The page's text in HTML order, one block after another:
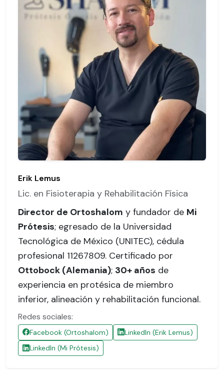
Erik Lemus
Lic. en Fisioterapia y Rehabilitación Física
Director de Ortoshalom y fundador de Mi
Prótesis; egresado de la Universidad
Tecnológica de México (UNITEC), cédula
profesional 11267809. Certificado por
Ottobock (Alemania); 30+ años de
experiencia en protésica de miembro
inferior, alineación y rehabilitación funcional.
Redes sociales:
Facebook (Ortoshalom)
LinkedIn (Erik Lemus)
LinkedIn (Mi Prótesis)